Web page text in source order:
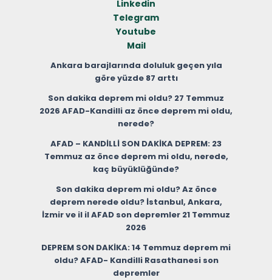
Linkedin
Telegram
Youtube
Mail
Ankara barajlarında doluluk geçen yıla
göre yüzde 87 arttı
Son dakika deprem mi oldu? 27 Temmuz
2026 AFAD-Kandilli az önce deprem mi oldu,
nerede?
AFAD – KANDİLLİ SON DAKİKA DEPREM: 23
Temmuz az önce deprem mi oldu, nerede,
kaç büyüklüğünde?
Son dakika deprem mi oldu? Az önce
deprem nerede oldu? İstanbul, Ankara,
İzmir ve il il AFAD son depremler 21 Temmuz
2026
DEPREM SON DAKİKA: 14 Temmuz deprem mi
oldu? AFAD- Kandilli Rasathanesi son
depremler